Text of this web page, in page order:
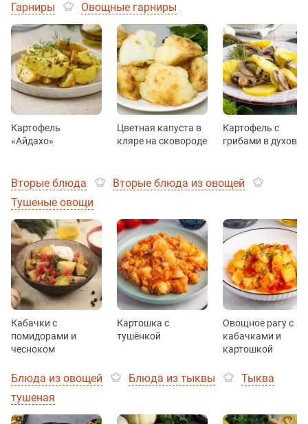
Гарниры Овощные гарниры
Картофель
«Айдахо»
Цветная капуста в
кляре на сковороде
Картофель с
грибами в духовке
Вторые блюда
Вторые блюда из овощей
Тушеные овощи
Кабачки с
помидорами и
чесноком
Картошка с
тушёнкой
Овощное рагу с
кабачками и
картошкой
Блюда из овощей Блюда из тыквы
Тыква
тушеная